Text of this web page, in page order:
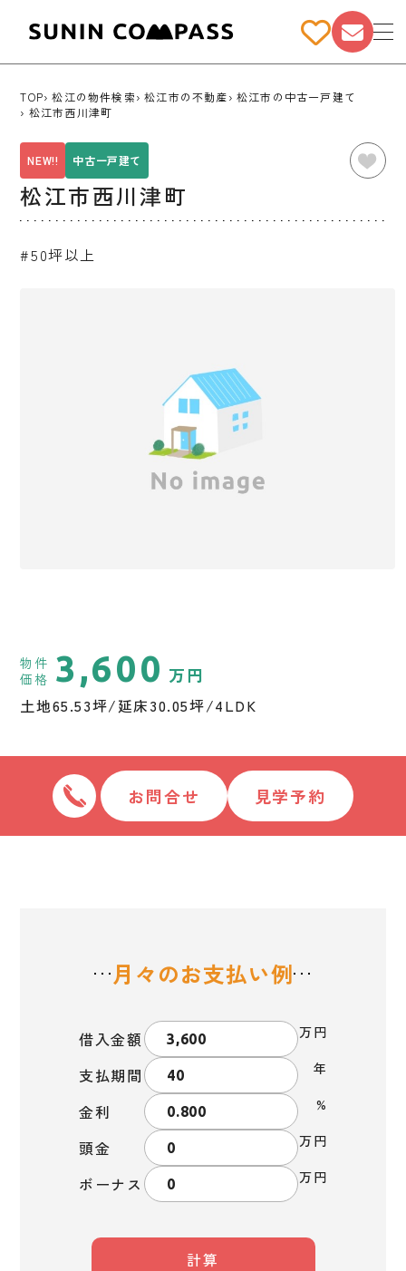
TOP 松江の物件検索 松江市の不動産
松江市の中古一戸建て
松江市西川津町
NEW!! 中古一戸建て
松江市西川津町
#50坪以上
物件
価格 3,600 万円
土地65.53坪/延床30.05坪/4LDK
お問合せ 見学予約
月々のお支払い例
借入金額 万円
支払期間 年
金利 %
頭金 万円
ボーナス 万円
計算